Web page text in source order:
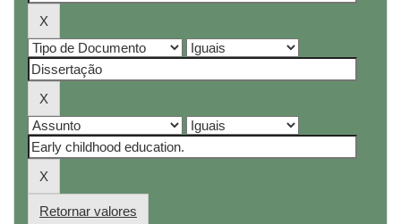
Retornar valores